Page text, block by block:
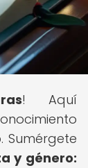
! Aquí
Sumérgete
y género: